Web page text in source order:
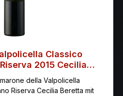
Classico
2015 Cecilia
della Valpolicella
Riserva Cecilia Beretta mit